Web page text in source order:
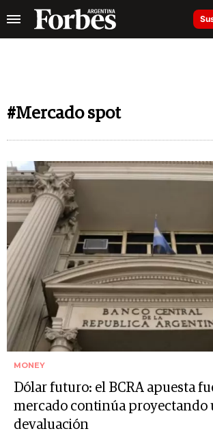
#Mercado spot
MONEY
Dólar futuro: el BCRA apuesta
mercado continúa proyectando
devaluación